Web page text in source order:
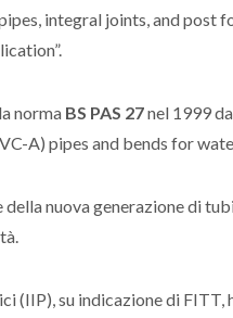
integral joints, and
norma BS PAS 27nel 1999
A) pipes and bends for
nuova generazione di
(IIP), su indicazione di FITT,